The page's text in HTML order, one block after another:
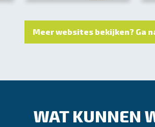
Meer websites bekijken? Ga
WAT KUNNEN